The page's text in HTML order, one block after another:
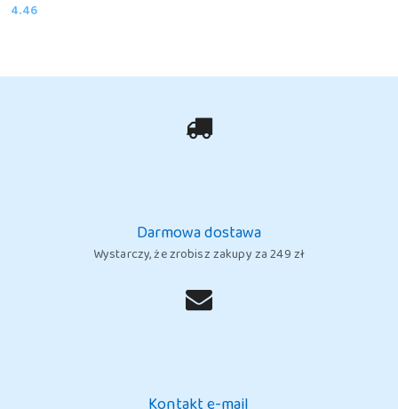
Cena:
4.46
Darmowa dostawa
Wystarczy, że zrobisz zakupy za 249 zł